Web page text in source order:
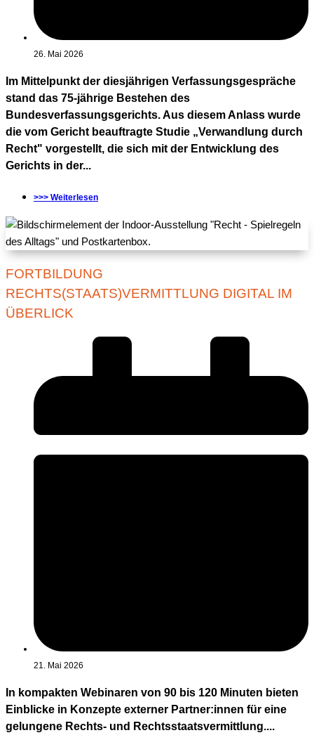
26. Mai 2026
Im Mittelpunkt der diesjährigen Verfassungsgespräche
stand das 75-jährige Bestehen des
Bundesverfassungsgerichts. Aus diesem Anlass wurde
die vom Gericht beauftragte Studie „Verwandlung durch
Recht" vorgestellt, die sich mit der Entwicklung des
Gerichts in der...
>>> Weiterlesen
FORTBILDUNG
RECHTS(STAATS)VERMITTLUNG DIGITAL IM
ÜBERLICK
21. Mai 2026
In kompakten Webinaren von 90 bis 120 Minuten bieten
Einblicke in Konzepte externer Partner:innen für eine
gelungene Rechts- und Rechtsstaatsvermittlung....